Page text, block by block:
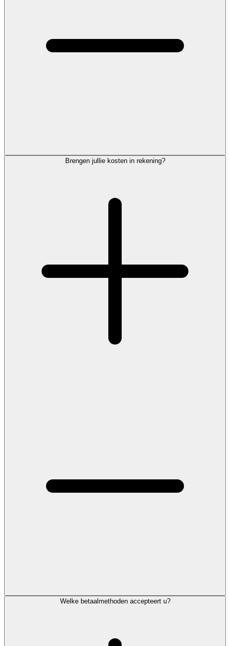
Brengen jullie kosten in rekening?
Welke betaalmethoden accepteert u?